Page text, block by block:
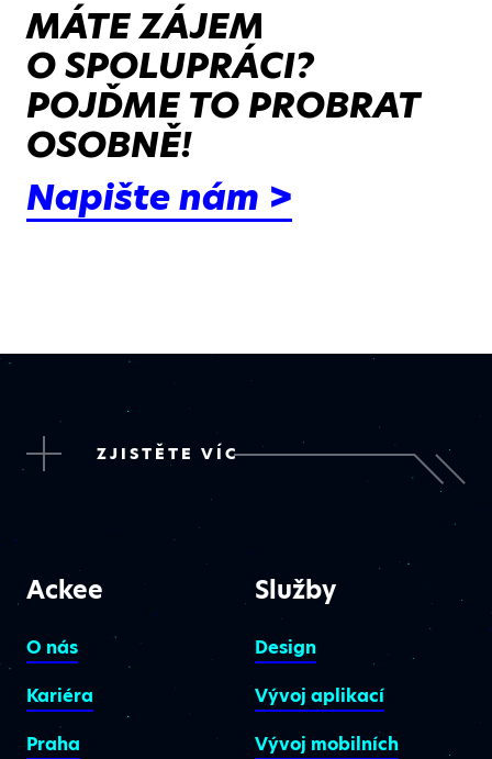
MÁTE ZÁJEM
O SPOLUPRÁCI?
POJĎME TO PROBRAT
OSOBNĚ!
Napište nám >
ZJISTĚTE VÍC
Ackee
O nás
Kariéra
Praha
Služby
Design
Vývoj aplikací
Vývoj mobilních